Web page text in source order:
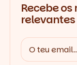
Recebe